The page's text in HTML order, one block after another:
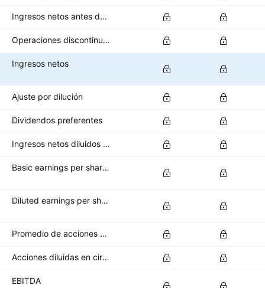
Ingresos netos antes de operaciones interrumpidas
Operaciones discontinuas
Ingresos netos
Ajuste por dilución
Dividendos preferentes
Ingresos netos diluidos disponibles para los accionistas ordinarios
Basic earnings per share (basic EPS)
Diluted earnings per share (diluted EPS)
Promedio de acciones básicas en circulación
Acciones diluidas en circulación
EBITDA